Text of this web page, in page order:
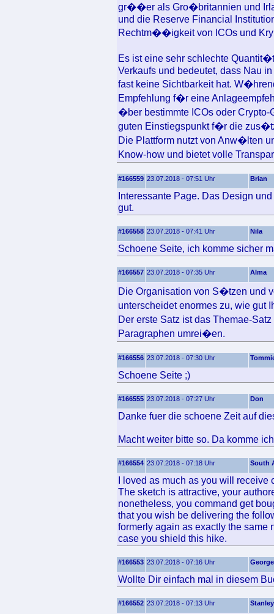
gr��er als Gro�britannien und
und die Reserve Financial
Rechtm��igkeit von ICOs und
Es ist eine sehr schlechte
Verkaufs und bedeutet, dass Nau
fast keine Sichtbarkeit hat.
Empfehlung f�r eine
�ber bestimmte ICOs oder
guten Einstiegspunkt f�r die
Die Plattform nutzt von Anw�lten
Know-how und bietet volle
#166559 23.07.2018 - 07:51 Uhr Brian
Interessante Page. Das Design
gut.
#166558 23.07.2018 - 07:41 Uhr Nila
Schoene Seite, ich komme sicher
#166557 23.07.2018 - 07:35 Uhr Alma
Die Organisation von S�tzen und
unterscheidet enormes zu, wie
Der erste Satz ist das Themae-
Paragraphen umrei�en.
#166556 23.07.2018 - 07:30 Uhr
Schoene Seite ;)
#166555 23.07.2018 - 07:27 Uhr Don
Danke fuer die schoene Zeit auf
Macht weiter bitte so. Da komme
#166554 23.07.2018 - 07:18 Uhr South
I loved as much as you will receive
The sketch is attractive, your
nonetheless, you command get
that you wish be delivering the
formerly again as exactly the same
case you shield this hike.
#166553 23.07.2018 - 07:16 Uhr George
Wollte Dir einfach mal in diesem
#166552 23.07.2018 - 07:13 Uhr Stanley